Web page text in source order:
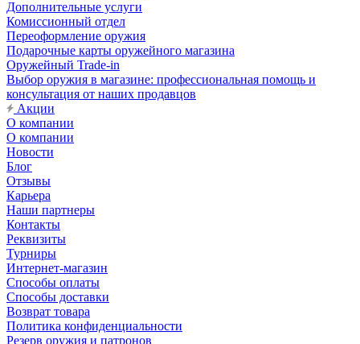
Дополнительные услуги
Комиссионный отдел
Переоформление оружия
Подарочные карты оружейного магазина
Оружейный Trade-in
Выбор оружия в магазине: профессиональная помощь и
консультация от наших продавцов
Акции
О компании
О компании
Новости
Блог
Отзывы
Карьера
Наши партнеры
Контакты
Реквизиты
Турниры
Интернет-магазин
Способы оплаты
Способы доставки
Возврат товара
Политика конфиденциальности
Резерв оружия и патронов